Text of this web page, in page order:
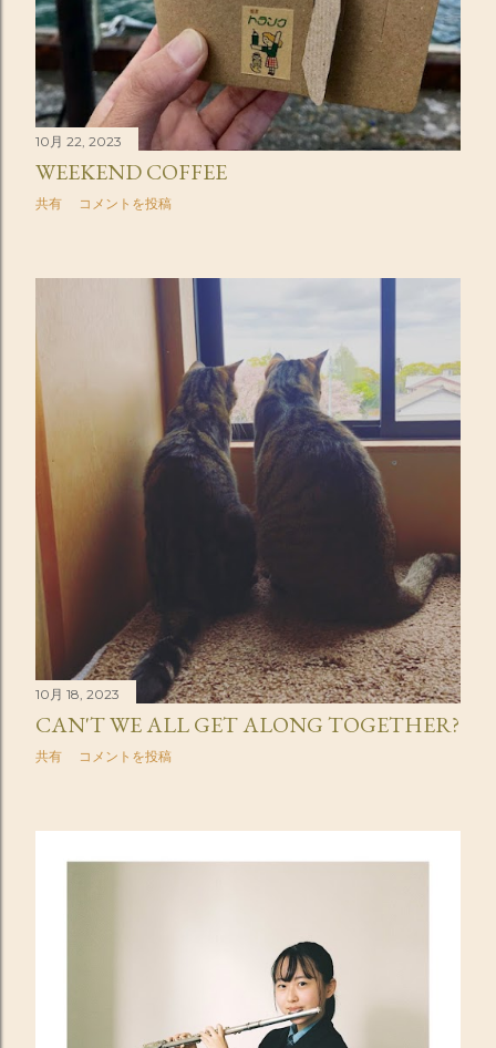
10月 22, 2023
WEEKEND COFFEE
共有 コメントを投稿
10月 18, 2023
CAN'T WE ALL GET ALONG TOGETHER?
共有 コメントを投稿